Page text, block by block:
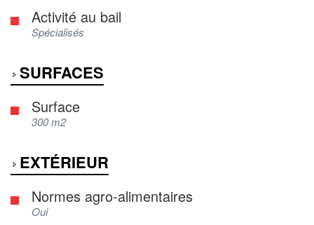
Activité au bail
Spécialisés
SURFACES
Surface
300 m2
EXTÉRIEUR
Normes agro-alimentaires
Oui